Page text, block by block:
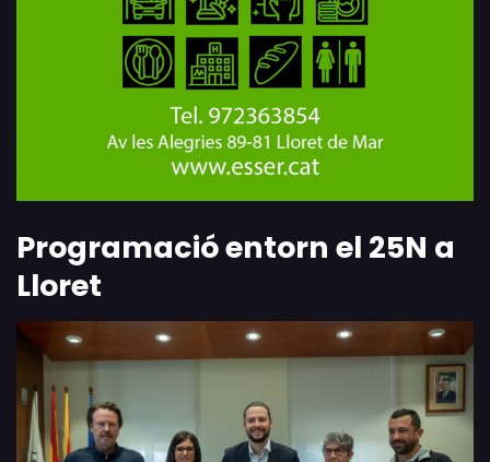
Programació entorn el 25N a
Lloret